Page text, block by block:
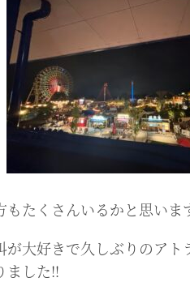
たくさんいるかと思いま
が大好きで久しぶりのアト
ました‼︎